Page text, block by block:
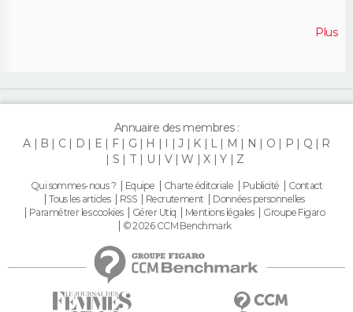
Plus
Annuaire des membres :
A
B C D E F G H I J K L M N O P Q
R
S
T U V W X Y Z
Qui sommes-nous ? Equipe Charte éditoriale Publicité
Contact
Tous les articles
RSS Recrutement
Données personnelles
Paramétrer les cookies
Gérer Utiq Mentions légales
Groupe Figaro
© 2026 CCM Benchmark